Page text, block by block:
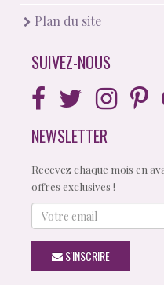
Plan du site
SUIVEZ-NOUS
NEWSLETTER
Recevez chaque mois en
offres exclusives !
Votre
email
S'INSCRIRE